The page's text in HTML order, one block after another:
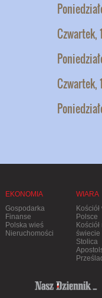
Czwartek,
Czwartek,
EKONOMIA
Gospodarka
Finanse
Polska wieś
Nieruchomości
WIARA
Kościół
Polsce
Kościół
świecie
Stolica